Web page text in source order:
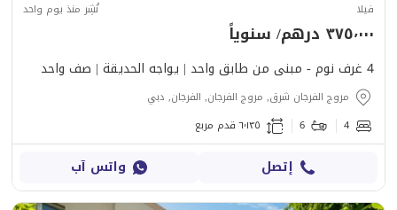
فيلا نُشِر منذ يوم واحد
٣٧٥٬٠٠٠ درهم/ سنوياً
4 غرف نوم - مبنى من طابق واحد | يواجه الحديقة | صف واحد
مروج الفرجان شرق, مروج الفرجان, الفرجان, دبي
4
6 ٦٬١٣٥ قدم مربع
إتصل واتس آب